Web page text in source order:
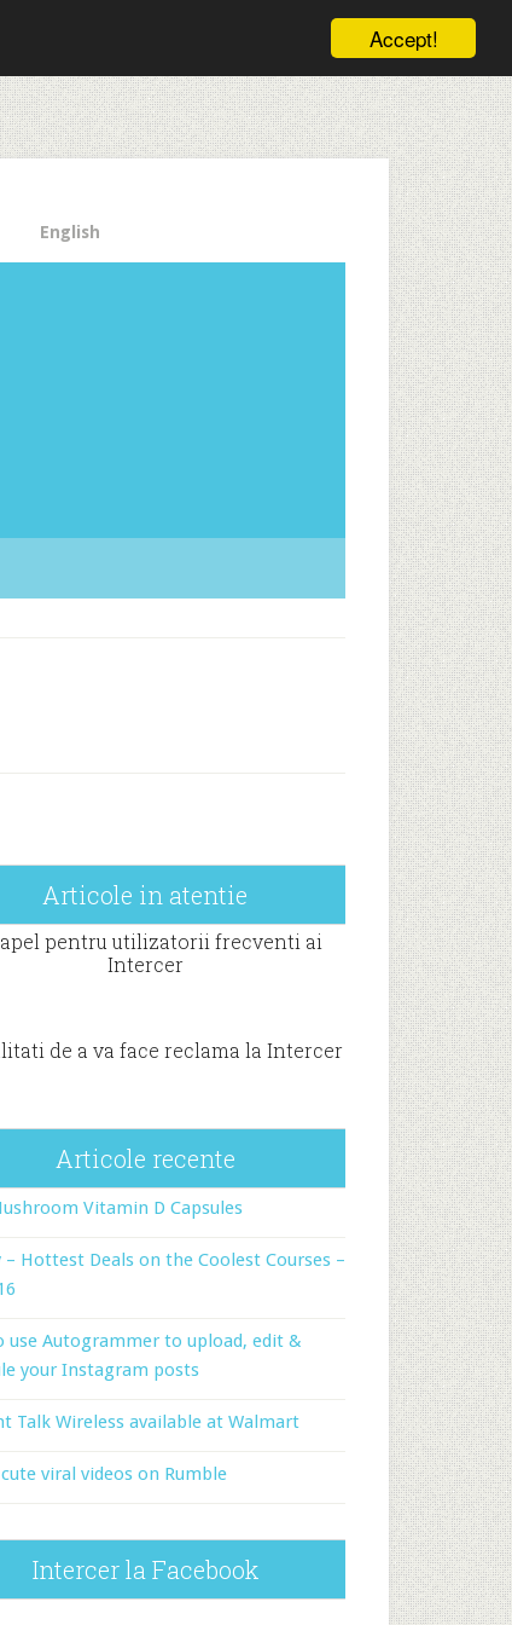
Accept!
English
Articole in atentie
pentru utilizatorii frecventi ai
Intercer
de a va face reclama la Intercer
Articole recente
Vitamin D Capsules
– Hottest Deals on the Coolest Courses –
use Autogrammer to upload, edit &
your Instagram posts
Talk Wireless available at Walmart
viral videos on Rumble
Intercer la Facebook